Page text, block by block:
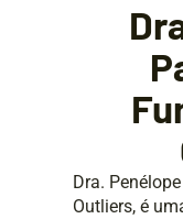
Dra.
Outliers, é